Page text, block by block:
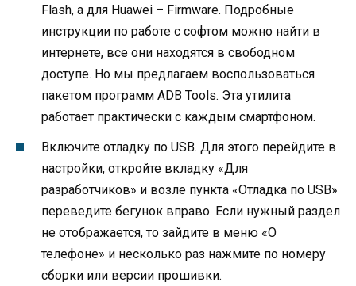
Flash, а для Huawei – Firmware. Подробные
инструкции по работе с софтом можно найти в
интернете, все они находятся в свободном
доступе. Но мы предлагаем воспользоваться
пакетом программ ADB Tools. Эта утилита
работает практически с каждым смартфоном.
Включите отладку по USB. Для этого перейдите в
настройки, откройте вкладку «Для
разработчиков» и возле пункта «Отладка по USB»
переведите бегунок вправо. Если нужный раздел
не отображается, то зайдите в меню «О
телефоне» и несколько раз нажмите по номеру
сборки или версии прошивки.